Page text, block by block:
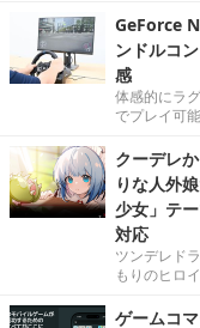
GeForce
ンドルコ
感
体感的にラ
でプレイ可能
クーデレ
りな人外
少女」テ
対応
ツンデレド
もりのヒロ
ゲームコ